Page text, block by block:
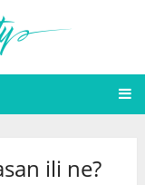
ili ne?